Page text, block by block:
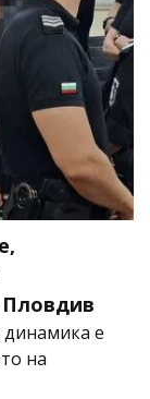
динамика е
на